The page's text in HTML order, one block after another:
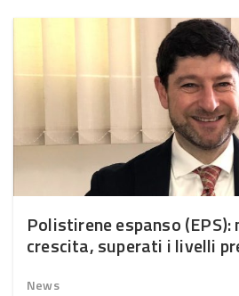
Polistirene espanso
crescita, superati i livelli
News